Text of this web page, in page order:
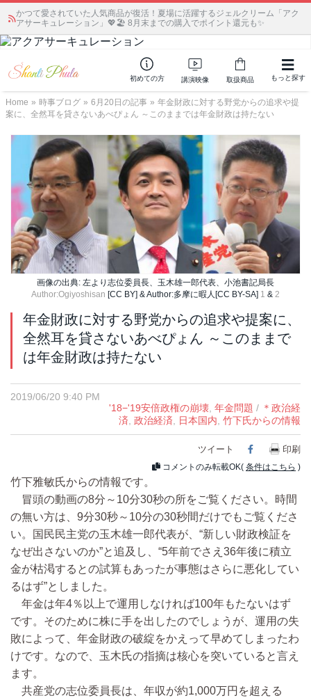
かつて愛されていた人気商品が復活！夏場に活躍するジェルクリーム「アク
アサーキュレーション」💖🏖️ 8月末までの購入でポイント還元も✨
初めての方 講演映像 取扱商品 もっと探す
Home » 時事ブログ » 6月20日の記事 » 年金財政に対する野党からの追求や提
案に、全然耳を貸さないあべぴょん ～このままでは年金財政は持たない
画像の出典: 左より志位委員長、玉木雄一郎代表、小池書記局長
Author:Ogiyoshisan [CC BY] & Author:多摩に暇人[CC BY-SA] 1 & 2
年金財政に対する野党からの追求や提案に、
全然耳を貸さないあべぴょん ～このままで
は年金財政は持たない
2019/06/20 9:40 PM
'18−'19安倍政権の崩壊, 年金問題 / ＊政治経
済, 政治経済, 日本国内, 竹下氏からの情報
ツイート Facebook
印刷
コメントのみ転載OK( 条件はこちら )
竹下雅敏氏からの情報です。
冒頭の動画の8分～10分30秒の所をご覧ください。時間
の無い方は、9分30秒～10分の30秒間だけでもご覧くださ
い。国民民主党の玉木雄一郎代表が、“新しい財政検証を
なぜ出さないのか”と追及し、“5年前でさえ36年後に積立
金が枯渇するとの試算もあったが事態はさらに悪化してい
るはず”としました。
年金は年4％以上で運用しなければ100年もたないはず
です。そのために株に手を出したのでしょうが、運用の失
敗によって、年金財政の破綻をかえって早めてしまったわ
けです。なので、玉木氏の指摘は核心を突いていると言え
ます。
共産党の志位委員長は、年収が約1,000万円を超える